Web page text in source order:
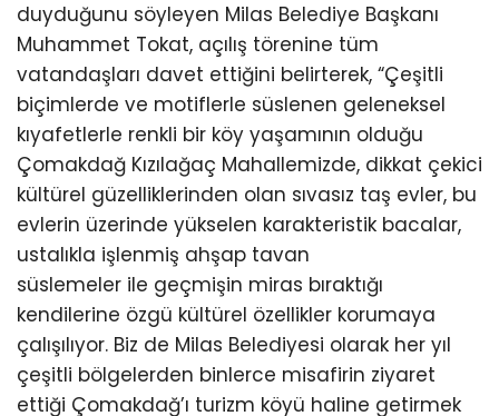
duyduğunu söyleyen Milas Belediye Başkanı
Muhammet Tokat, açılış törenine tüm
vatandaşları davet ettiğini belirterek, “Çeşitli
biçimlerde ve motiflerle süslenen geleneksel
kıyafetlerle renkli bir köy yaşamının olduğu
Çomakdağ Kızılağaç Mahallemizde, dikkat çekici
kültürel güzelliklerinden olan sıvasız taş evler, bu
evlerin üzerinde yükselen karakteristik bacalar,
ustalıkla işlenmiş ahşap tavan
süslemeler ile geçmişin miras bıraktığı
kendilerine özgü kültürel özellikler korumaya
çalışılıyor. Biz de Milas Belediyesi olarak her yıl
çeşitli bölgelerden binlerce misafirin ziyaret
ettiği Çomakdağ’ı turizm köyü haline getirmek